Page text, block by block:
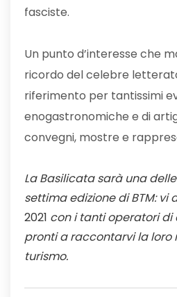
fasciste.
Un punto d’interesse che
ricordo del celebre
riferimento per tantissimi
enogastronomiche e di
convegni, mostre e
La Basilicata sarà una
settima edizione di BTM:
2021 con i tanti operatori di
pronti a raccontarvi la loro
turismo.